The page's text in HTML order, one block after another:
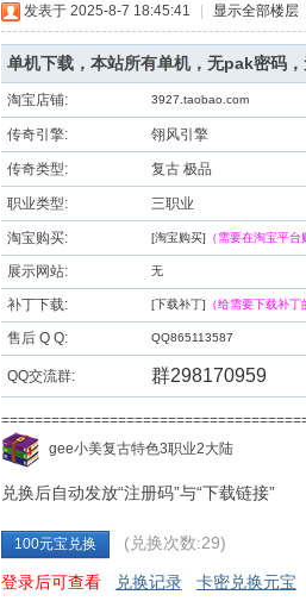
发表于 2025-8-7 18:45:41 显示全部楼层
单机下载，本站所有单机，无pak密码
淘宝店铺: 3927.taobao.com
传奇引擎: 翎风引擎
传奇类型: 复古 极品
职业类型: 三职业
淘宝购买: [淘宝购买] （需要在淘宝平
展示网站: 无
补丁下载: [下载补丁] （给需要下载补
售后 Q Q: QQ865113587
QQ交流群: 群298170959
gee小美复古特色3职业2大陆
兑换后自动发放“注册码”与“下载链接”
100元宝兑换 (兑换次数:29)
登录后可查看 兑换记录 卡密兑换元宝